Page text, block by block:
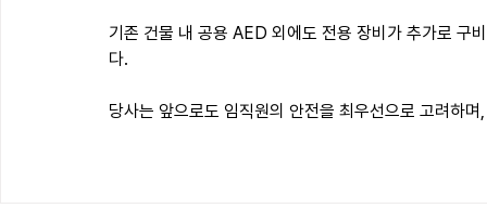
기존 건물 내 공용 AED 외에도 전용 장비가 추가로 구
다.
당사는 앞으로도 임직원의 안전을 최우선으로 고려하